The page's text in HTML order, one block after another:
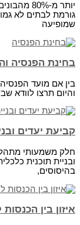
יותר מ-
גורמת לבתים לא
שמופיעה
בחינת הפנסיה
בין אם מועד
והיום תרצו לוודא
קביעת יעדים
חלק משמעותי
ובניית תוכנית
בהיסוסים,
איזון בין